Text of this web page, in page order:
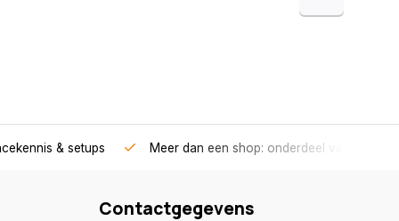
& setups Meer dan een shop: onderdeel van een
Contactgegevens